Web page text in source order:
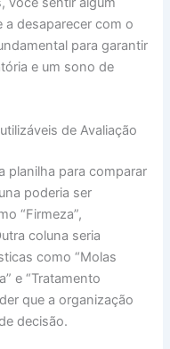
desaparecer com o
para garantir
e um sono de
de Avaliação
planilha para comparar
poderia ser
“Firmeza”,
coluna seria
como “Molas
e “Tratamento
que a organização
decisão.